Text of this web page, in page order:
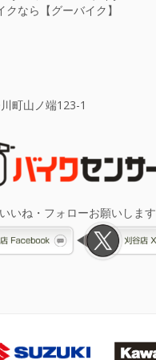
なら【グーバイク】
山ノ端123-1
いね・フォローお願いします